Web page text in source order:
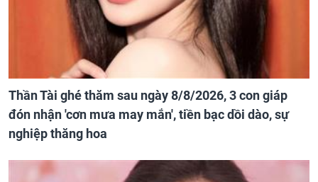
Thần Tài ghé thăm sau ngày 8/8/2026, 3 con giáp
đón nhận 'cơn mưa may mắn', tiền bạc dồi dào, sự
nghiệp thăng hoa